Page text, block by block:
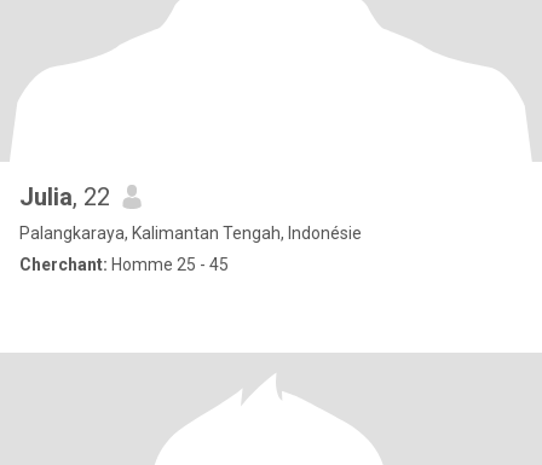
Julia, 22
Palangkaraya, Kalimantan Tengah, Indonésie
Cherchant: Homme 25 - 45